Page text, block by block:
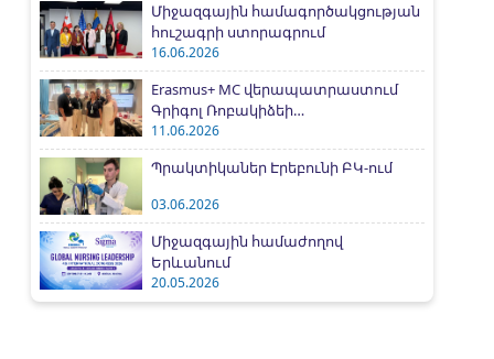
Միջազգային համագործակցության
հուշագրի ստորագրում
16.06.2026
Erasmus+ MC վերապատրաստում
Գրիգոլ Ռոբակիձեի
համալսարանում
11.06.2026
Պրակտիկաներ Էրեբունի ԲԿ-ում
03.06.2026
Միջազգային համաժողով
Երևանում
20.05.2026